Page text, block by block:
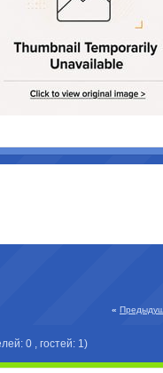
«
0 , гостей: 1)